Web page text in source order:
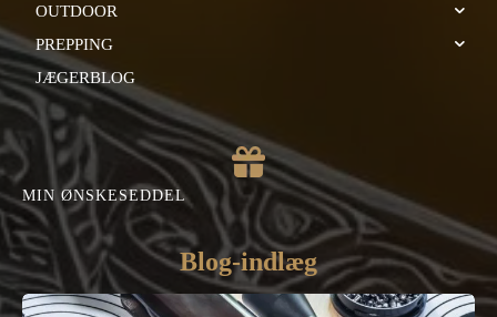
OUTDOOR
PREPPING
JÆGERBLOG
MIN ØNSKESEDDEL
Blog-indlæg